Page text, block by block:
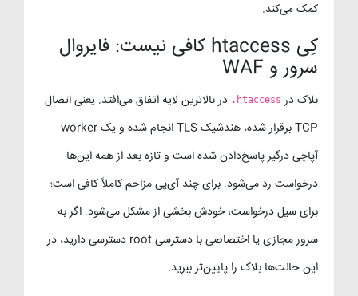
کمک می‌کند.
کِی htaccess کافی نیست: فایروال
سرور و WAF
بلاک در .htaccess در بالاترین لایه اتفاق می‌افتد. یعنی اتصال
TCP برقرار شده، هندشیک TLS انجام شده و یک worker
آپاچی درگیر پاسخ‌دادن شده است و تازه بعد از همه این‌ها
درخواست رد می‌شود. برای چند آی‌پی مزاحم کاملاً کافی است؛
برای سیل درخواست، خودش بخشی از مشکل می‌شود. اگر به
سرور مجازی یا اختصاصی با دسترسی root دسترسی دارید، در
این حالت‌ها بلاک را پایین‌تر ببرید.